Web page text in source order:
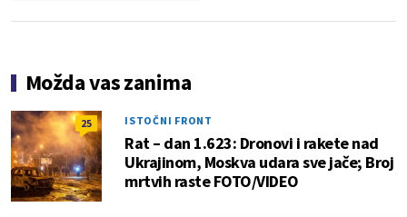
Možda vas zanima
25 ISTOČNI FRONT
Rat – dan 1.623: Dronovi i rakete nad
Ukrajinom, Moskva udara sve jače; Broj
mrtvih raste FOTO/VIDEO